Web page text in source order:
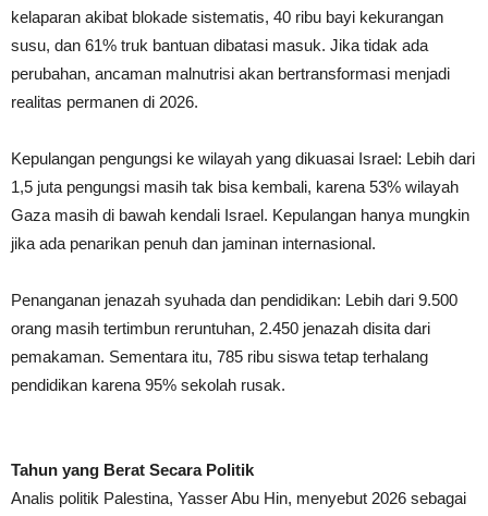
kelaparan akibat blokade sistematis, 40 ribu bayi kekurangan
susu, dan 61% truk bantuan dibatasi masuk. Jika tidak ada
perubahan, ancaman malnutrisi akan bertransformasi menjadi
realitas permanen di 2026.
Kepulangan pengungsi ke wilayah yang dikuasai Israel: Lebih dari
1,5 juta pengungsi masih tak bisa kembali, karena 53% wilayah
Gaza masih di bawah kendali Israel. Kepulangan hanya mungkin
jika ada penarikan penuh dan jaminan internasional.
Penanganan jenazah syuhada dan pendidikan: Lebih dari 9.500
orang masih tertimbun reruntuhan, 2.450 jenazah disita dari
pemakaman. Sementara itu, 785 ribu siswa tetap terhalang
pendidikan karena 95% sekolah rusak.
Tahun yang Berat Secara Politik
Analis politik Palestina, Yasser Abu Hin, menyebut 2026 sebagai